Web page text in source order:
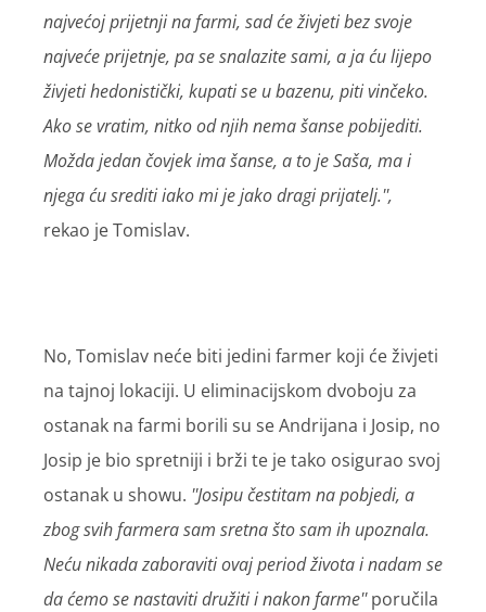
najvećoj prijetnji na farmi, sad će živjeti bez svoje
najveće prijetnje, pa se snalazite sami, a ja ću lijepo
živjeti hedonistički, kupati se u bazenu, piti vinčeko.
Ako se vratim, nitko od njih nema šanse pobijediti.
Možda jedan čovjek ima šanse, a to je Saša, ma i
njega ću srediti iako mi je jako dragi prijatelj.'',
rekao je Tomislav.
No, Tomislav neće biti jedini farmer koji će živjeti
na tajnoj lokaciji. U eliminacijskom dvoboju za
ostanak na farmi borili su se Andrijana i Josip, no
Josip je bio spretniji i brži te je tako osigurao svoj
ostanak u showu. ''Josipu čestitam na pobjedi, a
zbog svih farmera sam sretna što sam ih upoznala.
Neću nikada zaboraviti ovaj period života i nadam se
da ćemo se nastaviti družiti i nakon farme''poručila